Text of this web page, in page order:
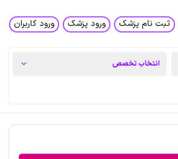
ثبت نام پزشک ورود پزشک ورود کاربران